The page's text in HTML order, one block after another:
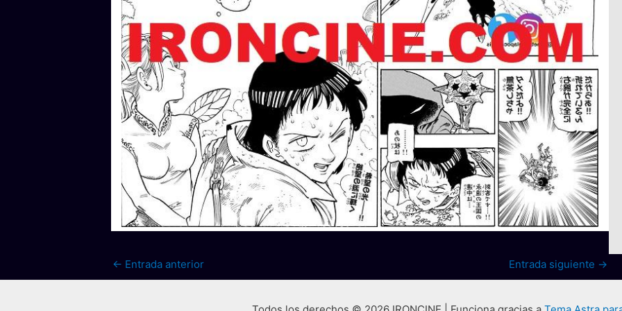
← Entrada anterior Entrada siguiente →